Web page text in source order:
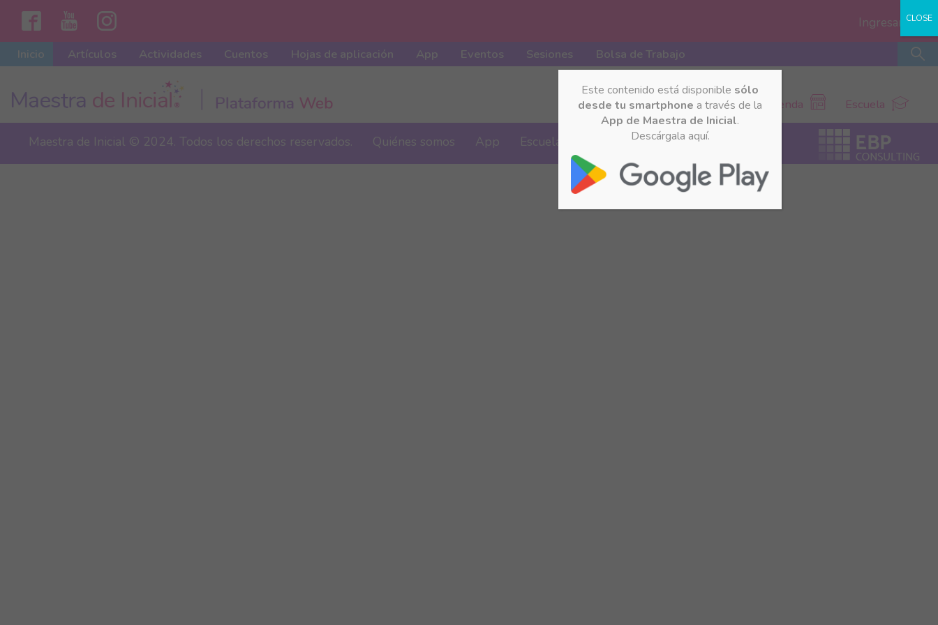
Ingresar
Inicio
Artículos Actividades Cuentos Hojas de aplicación App Eventos Sesiones Bolsa de Trabajo
Tienda Escuela
Este contenido está disponible sólo
desde tu smartphone a través de la
App de Maestra de Inicial.
Descárgala aquí.
CLOSE
Maestra de Inicial © 2024. Todos los derechos reservados. Quiénes somos App Escuela